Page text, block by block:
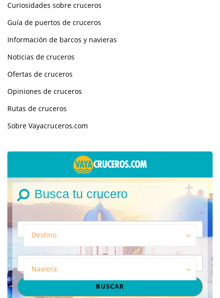
Curiosidades sobre cruceros
Guía de puertos de cruceros
Información de barcos y navieras
Noticias de cruceros
Ofertas de cruceros
Opiniones de cruceros
Rutas de cruceros
Sobre Vayacruceros.com
Busca tu crucero
Destino
Naviera